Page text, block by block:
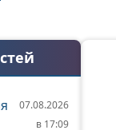
07.08.2026
в 17:09